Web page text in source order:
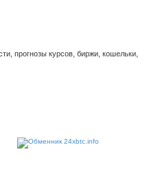
прогнозы курсов, биржи, кошельки,